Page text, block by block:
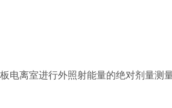
电离室进行外照射能量的绝对剂量测